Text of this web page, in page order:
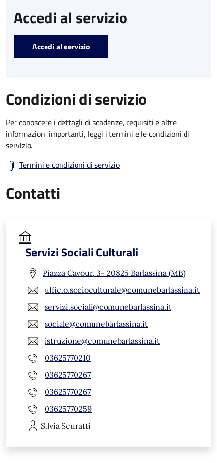
Accedi al servizio
Accedi al servizio
Condizioni di servizio
Per conoscere i dettagli di scadenze, requisiti e altre
informazioni importanti, leggi i termini e le condizioni di
servizio.
Termini e condizioni di servizio
Contatti
Servizi Sociali Culturali
Piazza Cavour, 3- 20825 Barlassina (MB)
ufficio.socioculturale@comunebarlassina.it
servizi.sociali@comunebarlassina.it
sociale@comunebarlassina.it
istruzione@comunebarlassina.it
03625770210
03625770267
03625770267
03625770259
Silvia Scuratti